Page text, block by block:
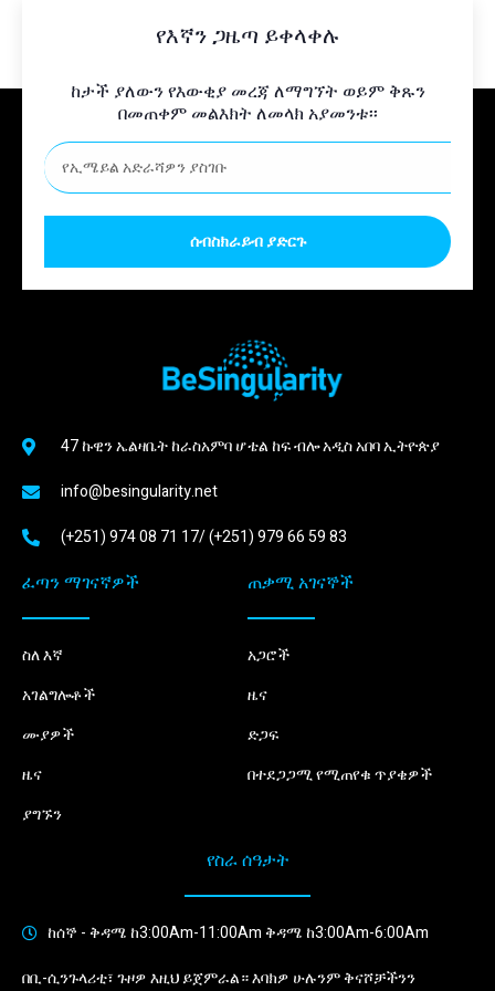
የእኛን ጋዜጣ ይቀላቀሉ
ከታች ያለውን የእውቂያ መረጃ ለማግኘት ወይም ቅጹን
በመጠቀም መልእክት ለመላክ አያመንቱ፡፡
ሰብስክራይብ ያድርጉ
47 ኩዊን ኤልዛቤት ከራስአምባ ሆቴል ከፍ ብሎ አዲስ አበባ ኢትዮጵያ
info@besingularity.net
(+251) 974 08 71 17/ (+251) 979 66 59 83
ፈጣን ማገናኛዎች
ስለ እኛ
አገልግሎቶች
ሙያዎች
ዜና
ያግኙን
ጠቃሚ አገናኞች
አጋሮች
ዜና
ድጋፍ
በተደጋጋሚ የሚጠየቁ ጥያቄዎች
የስራ ሰዓታት
ከሰኞ - ቅዳሜ ከ3:00Am-11:00Am ቅዳሜ ከ3:00Am-6:00Am
በቢ-ሲንጉላሪቲ፣ ጉዞዎ እዚህ ይጀምራል። እባክዎ ሁሉንም ቅናሾቻችንን